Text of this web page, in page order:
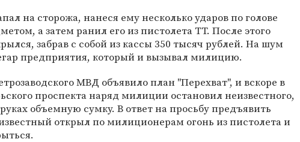
на сторожа, нанеся ему несколько ударов по голове
а затем ранил его из пистолета ТТ. После этого
забрав с собой из кассы 350 тысяч рублей. На шум
предприятия, который и вызывал милицию.
МВД объявило план "Перехват", и вскоре в
проспекта наряд милиции остановил неизвестного,
объемную сумку. В ответ на просьбу предъявить
открыл по милиционерам огонь из пистолета и